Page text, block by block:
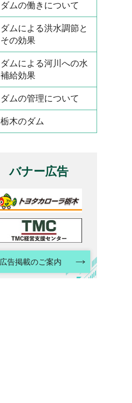
ダムの働きについて
ダムによる洪水調節と
その効果
ダムによる河川への水
補給効果
ダムの管理について
栃木のダム
バナー広告
広告掲載のご案内